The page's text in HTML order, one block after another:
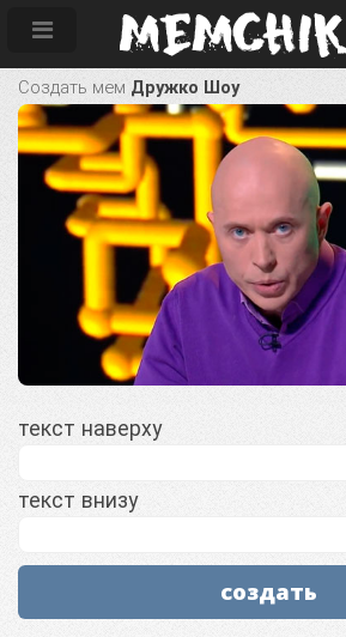
Создать мем Дружко Шоу
текст наверху
текст внизу